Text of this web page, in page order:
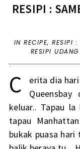
RESIPI :
IN RECIPE, RESIPI :
RESIPI
C
erita dia
keluar.. Tapau
tapau
bukak puasa